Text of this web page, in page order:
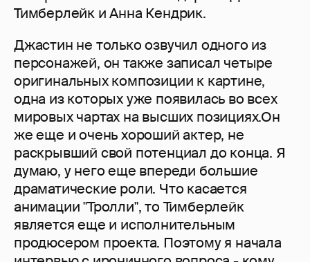
Тимберлейк и Анна Кендрик.
Джастин не только озвучил одного из
персонажей, он также записал четыре
оригинальных композиции к картине,
одна из которых уже появилась во всех
мировых чартах на высших позициях.Он
же еще и очень хороший актер, не
раскрывший свой потенциал до конца. Я
думаю, у него еще впереди большие
драматические роли. Что касается
анимации "Тролли", то Тимберлейк
является еще и исполнительным
продюсером проекта. Поэтому я начала